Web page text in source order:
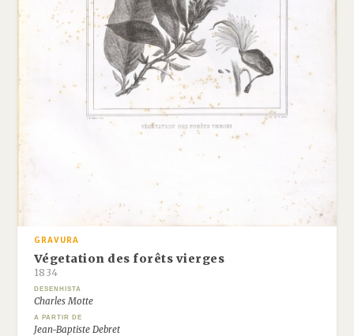
GRAVURA
Végetation des forêts vierges
1834
DESENHISTA
Charles Motte
A PARTIR DE
Jean-Baptiste Debret